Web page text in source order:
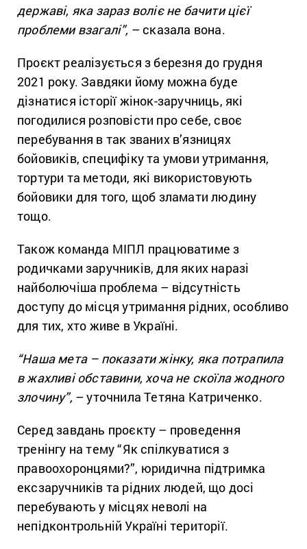
державі, яка зараз воліє не бачити цієї
проблеми взагалі”, – сказала вона.
Проєкт реалізується з березня до грудня
2021 року. Завдяки йому можна буде
дізнатися історії жінок-заручниць, які
погодилися розповісти про себе, своє
перебування в так званих в’язницях
бойовиків, специфіку та умови утримання,
тортури та методи, які використовують
бойовики для того, щоб зламати людину
тощо.
Також команда МІПЛ працюватиме з
родичками заручників, для яких наразі
найболючіша проблема – відсутність
доступу до місця утримання рідних, особливо
для тих, хто живе в Україні.
“Наша мета – показати жінку, яка потрапила
в жахливі обставини, хоча не скоїла жодного
злочину”,– уточнила Тетяна Катриченко.
Серед завдань проєкту – проведення
тренінгу на тему “Як спілкуватися з
правоохоронцями?”, юридична підтримка
ексзаручників та рідних людей, що досі
перебувають у місцях неволі на
непідконтрольній Україні території.